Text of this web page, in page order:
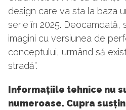
design care va sta la baza
serie în 2025. Deocamdată,
imagini cu versiunea de
conceptului, urmând să
stradă”.
Informațiile tehnice nu
numeroase. Cupra